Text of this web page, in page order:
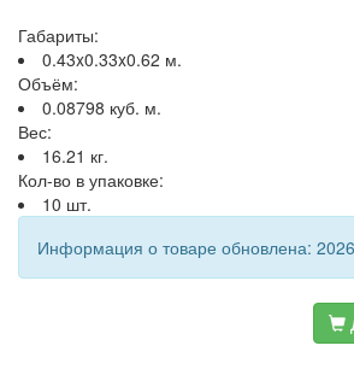
Габариты:
0.43x0.33x0.62 м.
Объём:
0.08798 куб. м.
Вес:
16.21 кг.
Кол-во в упаковке:
10 шт.
Информация о товаре обновлена: